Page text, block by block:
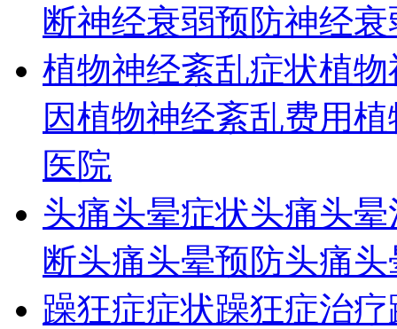
断神经衰弱预防神经
植物神经紊乱症状植物
因植物神经紊乱费用植
医院
头痛头晕症状头痛头
断头痛头晕预防头痛
躁狂症症状躁狂症治疗